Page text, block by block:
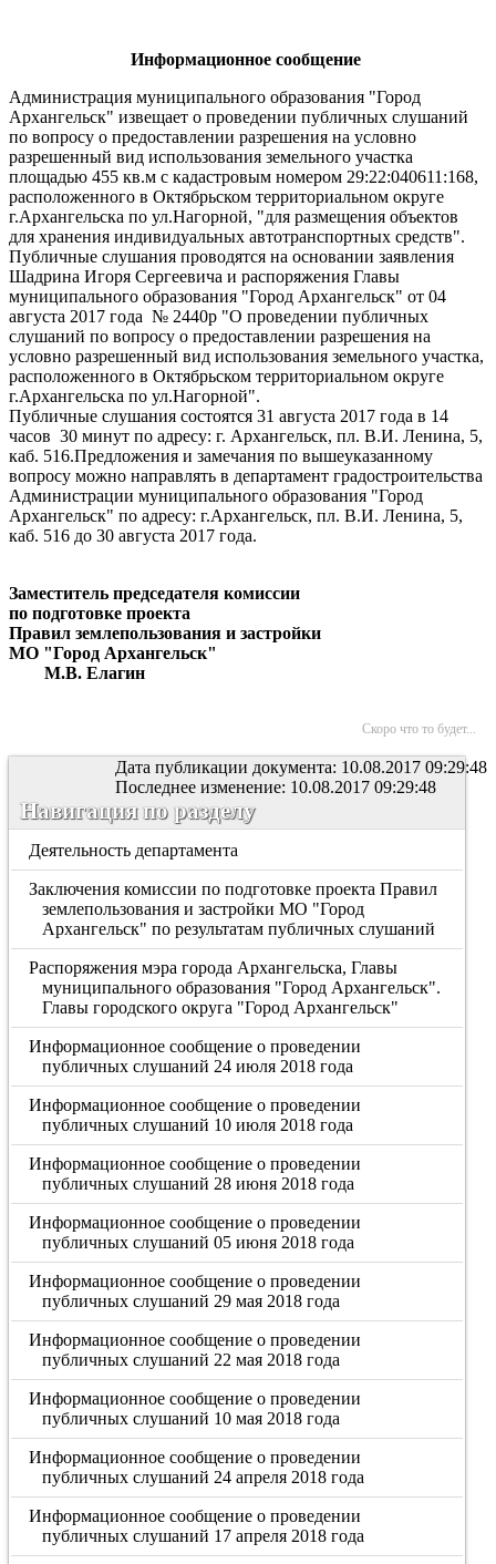
Информационное сообщение
Администрация муниципального образования "Город
Архангельск" извещает о проведении публичных слушаний
по вопросу о предоставлении разрешения на условно
разрешенный вид использования земельного участка
площадью 455 кв.м с кадастровым номером 29:22:040611:168,
расположенного в Октябрьском территориальном округе
г.Архангельска по ул.Нагорной, "для размещения объектов
для хранения индивидуальных автотранспортных средств".
Публичные слушания проводятся на основании заявления
Шадрина Игоря Сергеевича и распоряжения Главы
муниципального образования "Город Архангельск" от 04
августа 2017 года № 2440р "О проведении публичных
слушаний по вопросу о предоставлении разрешения на
условно разрешенный вид использования земельного участка,
расположенного в Октябрьском территориальном округе
г.Архангельска по ул.Нагорной".
Публичные слушания состоятся 31 августа 2017 года в 14
часов 30 минут по адресу: г. Архангельск, пл. В.И. Ленина, 5,
каб. 516.Предложения и замечания по вышеуказанному
вопросу можно направлять в департамент градостроительства
Администрации муниципального образования "Город
Архангельск" по адресу: г.Архангельск, пл. В.И. Ленина, 5,
каб. 516 до 30 августа 2017 года.
Заместитель председателя комиссии
по подготовке проекта
Правил землепользования и застройки
МО "Город Архангельск"
М.В. Елагин
Скоро что то будет...
Дата публикации документа: 10.08.2017 09:29:48
Последнее изменение: 10.08.2017 09:29:48
Навигация по разделу
Деятельность департамента
Заключения комиссии по подготовке проекта Правил
землепользования и застройки МО "Город
Архангельск" по результатам публичных слушаний
Распоряжения мэра города Архангельска, Главы
муниципального образования "Город Архангельск".
Главы городского округа "Город Архангельск"
Информационное сообщение о проведении
публичных слушаний 24 июля 2018 года
Информационное сообщение о проведении
публичных слушаний 10 июля 2018 года
Информационное сообщение о проведении
публичных слушаний 28 июня 2018 года
Информационное сообщение о проведении
публичных слушаний 05 июня 2018 года
Информационное сообщение о проведении
публичных слушаний 29 мая 2018 года
Информационное сообщение о проведении
публичных слушаний 22 мая 2018 года
Информационное сообщение о проведении
публичных слушаний 10 мая 2018 года
Информационное сообщение о проведении
публичных слушаний 24 апреля 2018 года
Информационное сообщение о проведении
публичных слушаний 17 апреля 2018 года